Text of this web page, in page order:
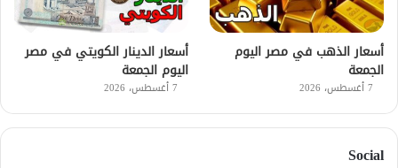
أسعار الذهب في مصر اليوم
الجمعة
7 أغسطس، 2026
أسعار الدينار الكويتي في مصر
اليوم الجمعة
7 أغسطس، 2026
Social